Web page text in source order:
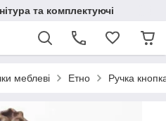
та комплектуючі
меблеві Етно Ручка